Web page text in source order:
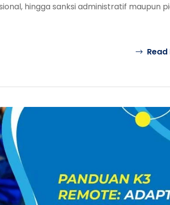
hingga sanksi administratif maupun